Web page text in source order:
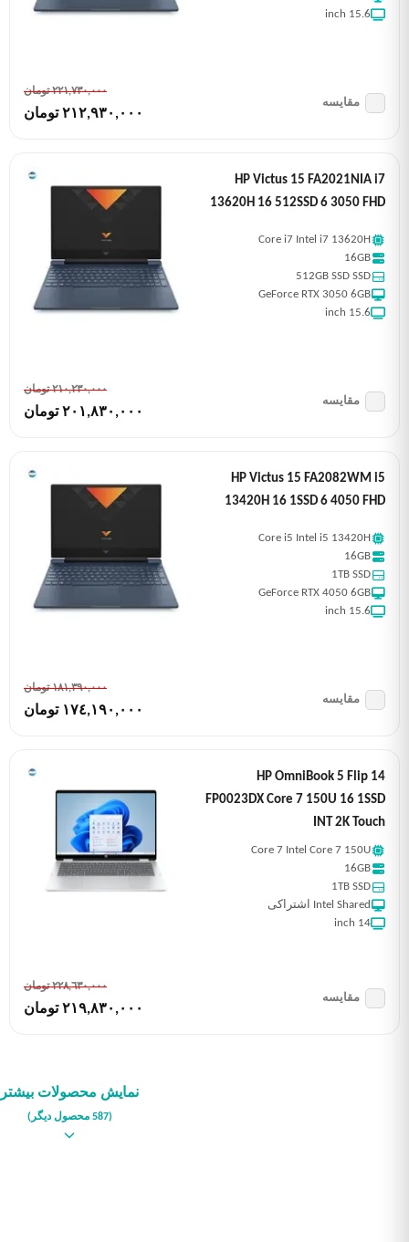
15.6 inch
٢٢١,٧٣٠,٠٠٠ تومان
٢١٢,٩٣٠,٠٠٠ تومان
مقایسه
HP Victus 15 FA2021NIA i7
13620H 16 512SSD 6 3050 FHD
Core i7 Intel i7 13620H
16GB
512GB SSD SSD
GeForce RTX 3050 6GB
15.6 inch
٢١٠,٢٣٠,٠٠٠ تومان
٢٠١,٨٣٠,٠٠٠ تومان
مقایسه
HP Victus 15 FA2082WM i5
13420H 16 1SSD 6 4050 FHD
Core i5 Intel i5 13420H
16GB
1TB SSD
GeForce RTX 4050 6GB
15.6 inch
١٨١,٣٩٠,٠٠٠ تومان
١٧٤,١٩٠,٠٠٠ تومان
مقایسه
HP OmniBook 5 Flip 14
FP0023DX Core 7 150U 16 1SSD
INT 2K Touch
Core 7 Intel Core 7 150U
16GB
1TB SSD
Intel Shared اشتراکی
14 inch
٢٢٨,٦٣٠,٠٠٠ تومان
٢١٩,٨٣٠,٠٠٠ تومان
مقایسه
نمایش محصولات بیشتر